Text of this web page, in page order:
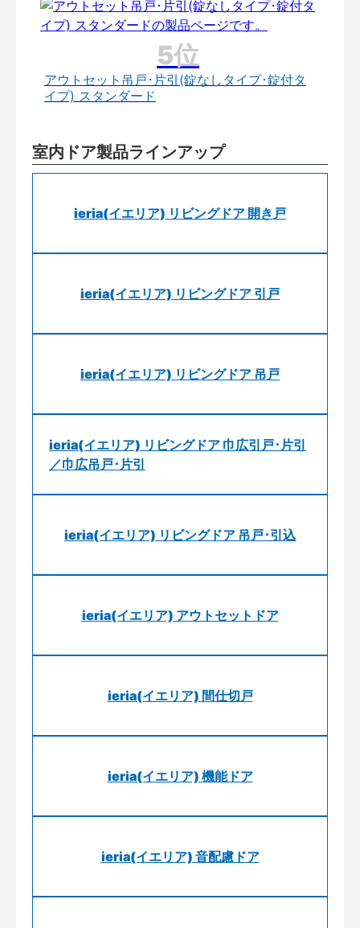
アウトセット吊戸･片引(錠なしタイプ･錠付タ
イプ) スタンダード
室内ドア製品ラインアップ
ieria(イエリア) リビングドア 開き戸
ieria(イエリア) リビングドア 引戸
ieria(イエリア) リビングドア 吊戸
ieria(イエリア) リビングドア 巾広引戸･片引
／巾広吊戸･片引
ieria(イエリア) リビングドア 吊戸･引込
ieria(イエリア) アウトセットドア
ieria(イエリア) 間仕切戸
ieria(イエリア) 機能ドア
ieria(イエリア) 音配慮ドア